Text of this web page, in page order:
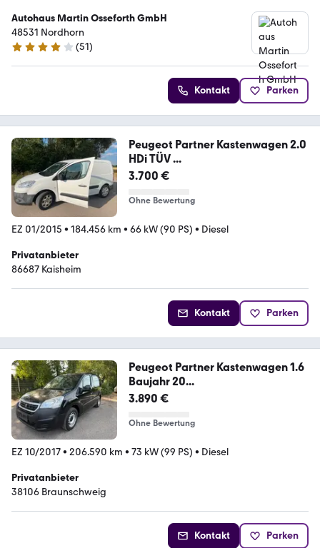
Autohaus Martin Osseforth GmbH
48531 Nordhorn
4.1 Sterne
(51)
Kontakt Parken
Peugeot Partner Kastenwagen 2.0
HDi TÜV ...
3.700 €
Ohne Bewertung
EZ 01/2015 • 184.456 km • 66 kW (90 PS) • Diesel
Privatanbieter
86687 Kaisheim
Kontakt Parken
Peugeot Partner Kastenwagen 1.6
Baujahr 20...
3.890 €
Ohne Bewertung
EZ 10/2017• 206.590 km • 73 kW (99 PS) • Diesel
Privatanbieter
38106 Braunschweig
Kontakt Parken